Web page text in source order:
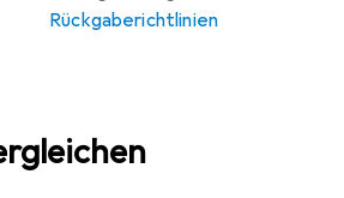
Rückgaberichtlinien